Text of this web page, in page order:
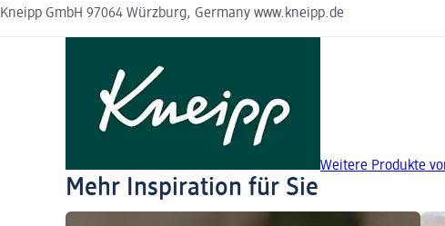
Kneipp GmbH 97064 Würzburg, Germany www.kneipp.de
Weitere Produkte
Mehr Inspiration für Sie